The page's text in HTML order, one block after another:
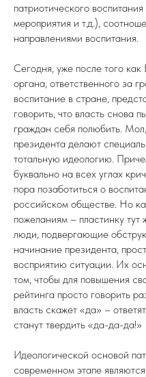
патриотического
мероприятия и т.д.),
направлениями воспитания.
Сегодня, уже после того
органа, ответственного за
воспитание в стране,
говорить, что власть снова
граждан себя полюбить.
президента делают
тотальную идеологию.
буквально на всех углах
пора позаботиться о
российском обществе. Но
пожеланиям – пластинку
люди, подвергающие
начинание президента,
восприятию ситуации. Их
том, чтобы для повышения
рейтинга просто говорить
власть скажет «да» –
станут твердить «да-да-да!»
Идеологической основой
современном этапе